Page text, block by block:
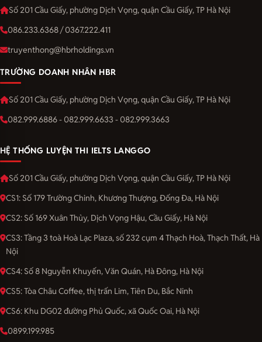
Số 201 Cầu Giấy, phường Dịch Vọng, quận Cầu Giấy, TP Hà Nội
086.233.6368 / 0367.222.411
truyenthong@hbrholdings.vn
TRƯỜNG DOANH NHÂN HBR
Số 201 Cầu Giấy, phường Dịch Vọng, quận Cầu Giấy, TP Hà Nội
082.999.6886 - 082.999.6633 - 082.999.3663
HỆ THỐNG LUYỆN THI IELTS LANGGO
Số 201 Cầu Giấy, phường Dịch Vọng, quận Cầu Giấy, TP Hà Nội
CS1: Số 179 Trường Chinh, Khương Thượng, Đống Đa, Hà Nội
CS2: Số 169 Xuân Thủy, Dịch Vọng Hậu, Cầu Giấy, Hà Nội
CS3: Tầng 3 toà Hoà Lạc Plaza, số 232 cụm 4 Thạch Hoà, Thạch Thất, Hà
Nội
CS4: Số 8 Nguyễn Khuyến, Văn Quán, Hà Đông, Hà Nội
CS5: Tòa Châu Coffee, thị trấn Lim, Tiên Du, Bắc Ninh
CS6: Khu DG02 đường Phủ Quốc, xã Quốc Oai, Hà Nội
0899.199.985